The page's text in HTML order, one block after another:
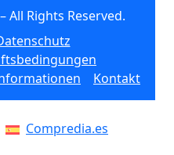
All Rights Reserved.
Kontakt
Compredia.es